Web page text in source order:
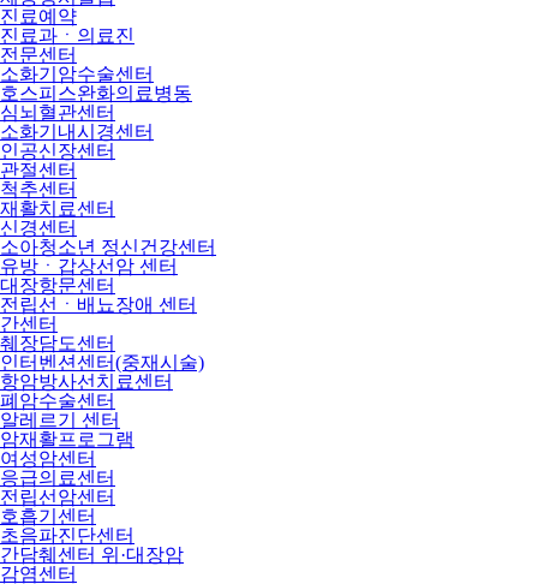
진료예약
진료과ㆍ의료진
전문센터
소화기암수술센터
호스피스완화의료병동
심뇌혈관센터
소화기내시경센터
인공신장센터
관절센터
척추센터
재활치료센터
신경센터
소아청소년 정신건강센터
유방ㆍ갑상선암 센터
대장항문센터
전립선ㆍ배뇨장애 센터
간센터
췌장담도센터
인터벤션센터(중재시술)
항암방사선치료센터
폐암수술센터
알레르기 센터
암재활프로그램
여성암센터
응급의료센터
전립선암센터
호흡기센터
초음파진단센터
간담췌센터 위·대장암
감염센터